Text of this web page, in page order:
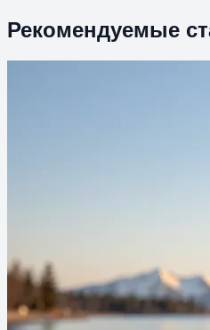
Рекомендуемые